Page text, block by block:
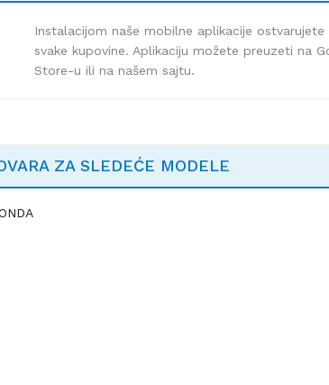
Instalacijom naše mobilne aplikacije
svake kupovine. Aplikaciju možete preuzeti na
Store-u ili na našem sajtu.
ZA SLEDEĆE MODELE